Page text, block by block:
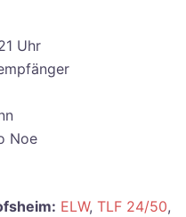
Uhr
Noe
ELW, TLF 24/50,